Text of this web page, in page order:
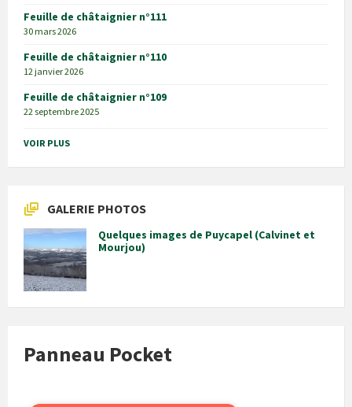
Feuille de châtaignier n°111
30 mars 2026
Feuille de châtaignier n°110
12 janvier 2026
Feuille de châtaignier n°109
22 septembre 2025
VOIR PLUS
GALERIE PHOTOS
Quelques images de Puycapel (Calvinet et
Mourjou)
Panneau Pocket